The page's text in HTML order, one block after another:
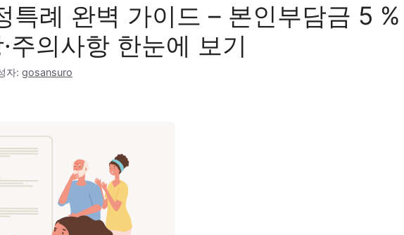
특례 완벽 가이드 – 본인부담금 5 %
주의사항 한눈에 보기
자: gosansuro